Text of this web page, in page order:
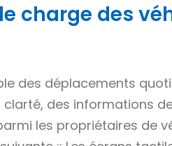
charge des
des déplacements
des informations
les propriétaires de